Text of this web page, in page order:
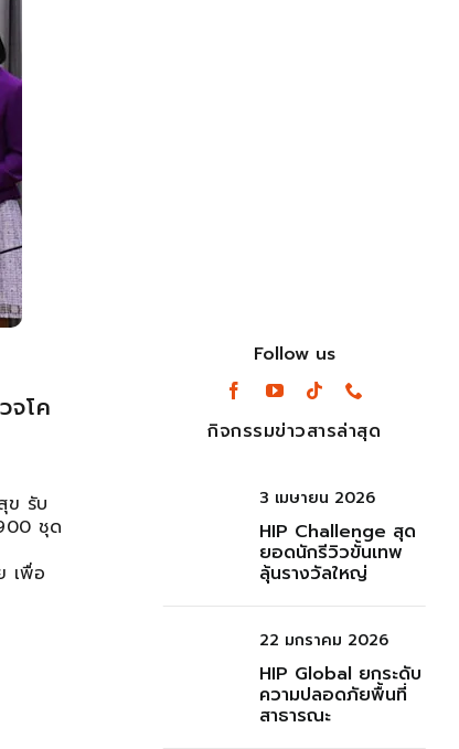
จโค
ข รับ
ชุด
เพื่อ
Follow us
กิจกรรมข่าวสารล่าสุด
3 เมษายน 2026
HIP Challenge สุด
ยอดนักรีวิวขั้นเทพ
ลุ้นรางวัลใหญ่
22 มกราคม 2026
HIP Global ยกระดับ
ความปลอดภัยพื้นที่
สาธารณะ